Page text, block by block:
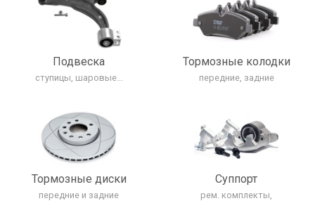
Подвеска
ступицы, шаровые...
Тормозные колодки
передние, задние
Тормозные диски
передние и задние
Cуппорт
рем. комплекты,